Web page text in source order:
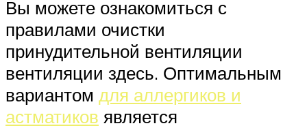
Вы можете ознакомиться с
правилами очистки
принудительной вентиляции
вентиляции здесь. Оптимальным
вариантом для аллергиков и
астматиков является